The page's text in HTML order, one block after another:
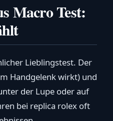
Macro Test:
Lieblingstest. Der
Handgelenk wirkt) und
der Lupe oder auf
bei replica rolex oft